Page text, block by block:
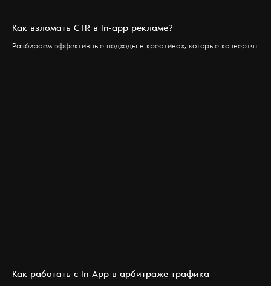
Как взломать CTR в In-app рекламе?
Разбираем эффективные подходы в креативах, которые конвертят
Как работать с In-App в арбитраже трафика
БЛОГ
УСЛУГИ